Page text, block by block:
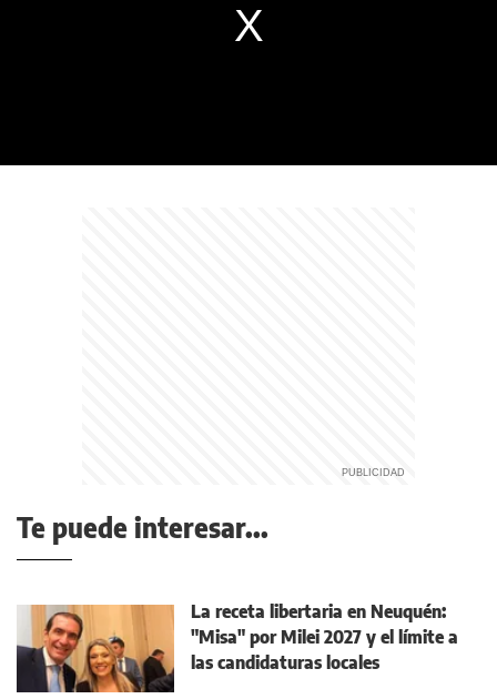
Te puede interesar...
La receta libertaria en Neuquén:
"Misa" por Milei 2027 y el límite a
las candidaturas locales